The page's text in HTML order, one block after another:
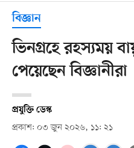
বিজ্ঞান
ভিনগ্রহে রহস্যময়
পেয়েছেন বিজ্ঞানীরা
প্রযুক্তি ডেস্ক
প্রকাশ: ০৩ জুন ২০২৬, ১১: ২১